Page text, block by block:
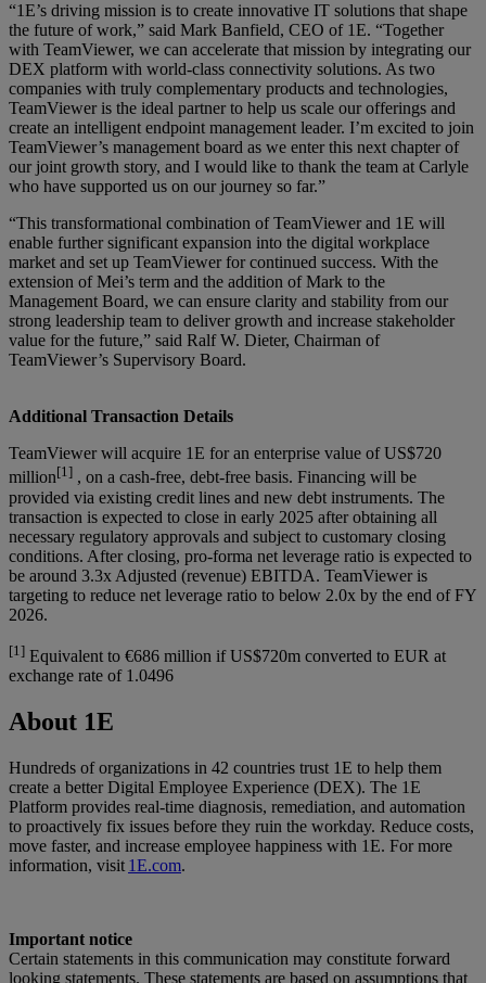
“1E’s driving mission is to create innovative IT solutions that shape
the future of work,” said Mark Banfield, CEO of 1E. “Together
with TeamViewer, we can accelerate that mission by integrating our
DEX platform with world-class connectivity solutions. As two
companies with truly complementary products and technologies,
TeamViewer is the ideal partner to help us scale our offerings and
create an intelligent endpoint management leader. I’m excited to join
TeamViewer’s management board as we enter this next chapter of
our joint growth story, and I would like to thank the team at Carlyle
who have supported us on our journey so far.”
“This transformational combination of TeamViewer and 1E will
enable further significant expansion into the digital workplace
market and set up TeamViewer for continued success. With the
extension of Mei’s term and the addition of Mark to the
Management Board, we can ensure clarity and stability from our
strong leadership team to deliver growth and increase stakeholder
value for the future,” said Ralf W. Dieter, Chairman of
TeamViewer’s Supervisory Board.
Additional Transaction Details
TeamViewer will acquire 1E for an enterprise value of US$720
million[1] , on a cash-free, debt-free basis. Financing will be
provided via existing credit lines and new debt instruments. The
transaction is expected to close in early 2025 after obtaining all
necessary regulatory approvals and subject to customary closing
conditions. After closing, pro-forma net leverage ratio is expected to
be around 3.3x Adjusted (revenue) EBITDA. TeamViewer is
targeting to reduce net leverage ratio to below 2.0x by the end of FY
2026.
[1] Equivalent to €686 million if US$720m converted to EUR at
exchange rate of 1.0496
About 1E
Hundreds of organizations in 42 countries trust 1E to help them
create a better Digital Employee Experience (DEX). The 1E
Platform provides real-time diagnosis, remediation, and automation
to proactively fix issues before they ruin the workday. Reduce costs,
move faster, and increase employee happiness with 1E. For more
information, visit 1E.com.
Important notice
Certain statements in this communication may constitute forward
looking statements. These statements are based on assumptions that